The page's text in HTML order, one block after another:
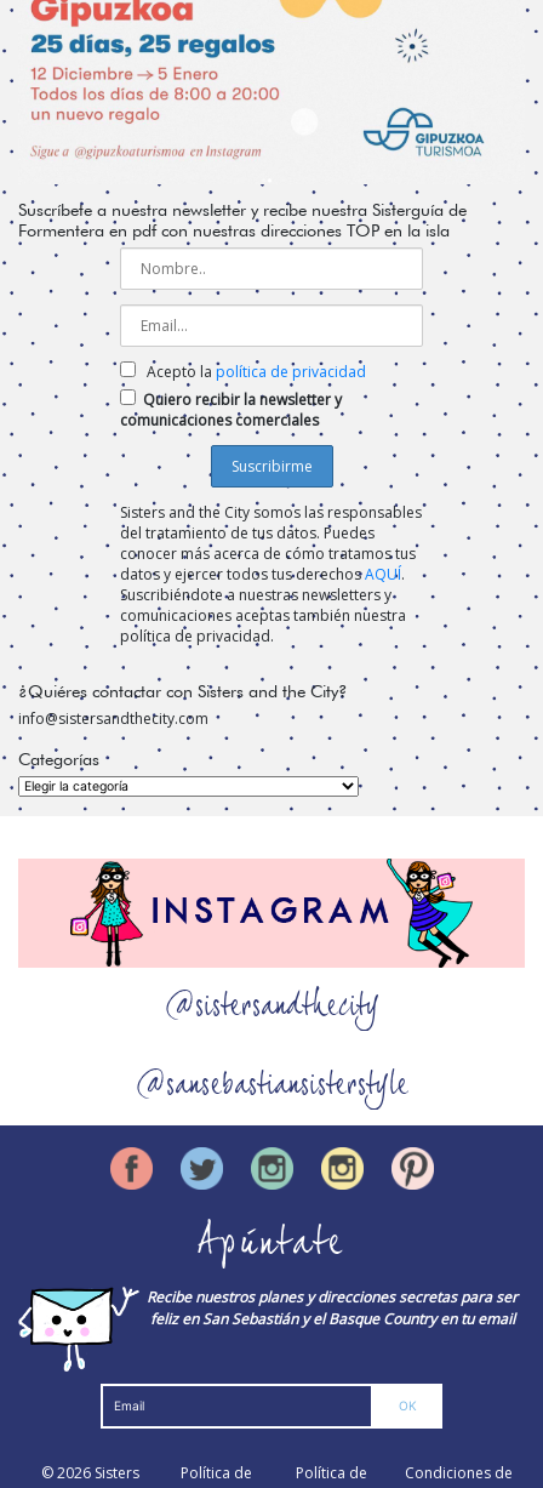
Suscríbete a nuestra newsletter y recibe nuestra Sisterguía de
Formentera en pdf con nuestras direcciones TOP en la isla
Acepto la política de privacidad
Quiero recibir la newsletter y
comunicaciones comerciales
Sisters and the City somos las responsables
del tratamiento de tus datos. Puedes
conocer más acerca de cómo tratamos tus
datos y ejercer todos tus derechosAQUÍ.
Suscribiéndote a nuestras newsletters y
comunicaciones aceptas también nuestra
política de privacidad.
¿Quiéres contactar con Sisters and the City?
info@sistersandthecity.com
Categorías
Categorías
@sistersandthecity
@sansebastiansisterstyle
Apúntate
Recibe nuestros planes y direcciones secretas para ser
feliz en San Sebastián y el Basque Country en tu email
© 2026 Sisters
Política de
Política de
Condiciones de